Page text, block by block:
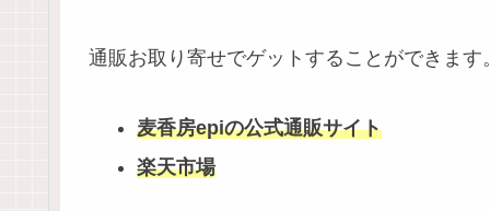
通販お取り寄せでゲットすることができます
麦香房epiの公式通販サイト
楽天市場